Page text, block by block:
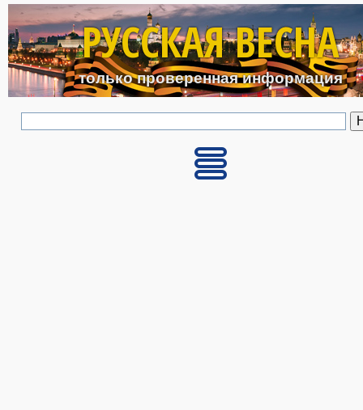
Перейти к основному
РУССКАЯ ВЕСНА
только проверенная информация